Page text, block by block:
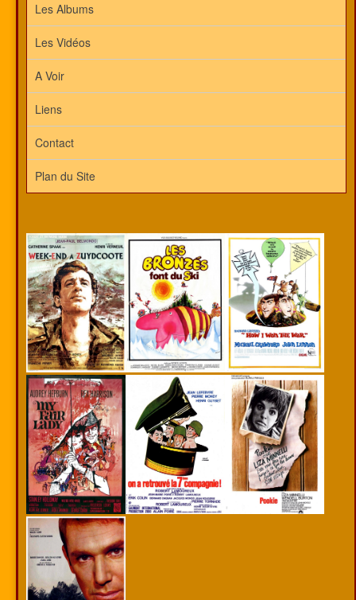
Les Albums
Les Vidéos
A Voir
Liens
Contact
Plan du Site